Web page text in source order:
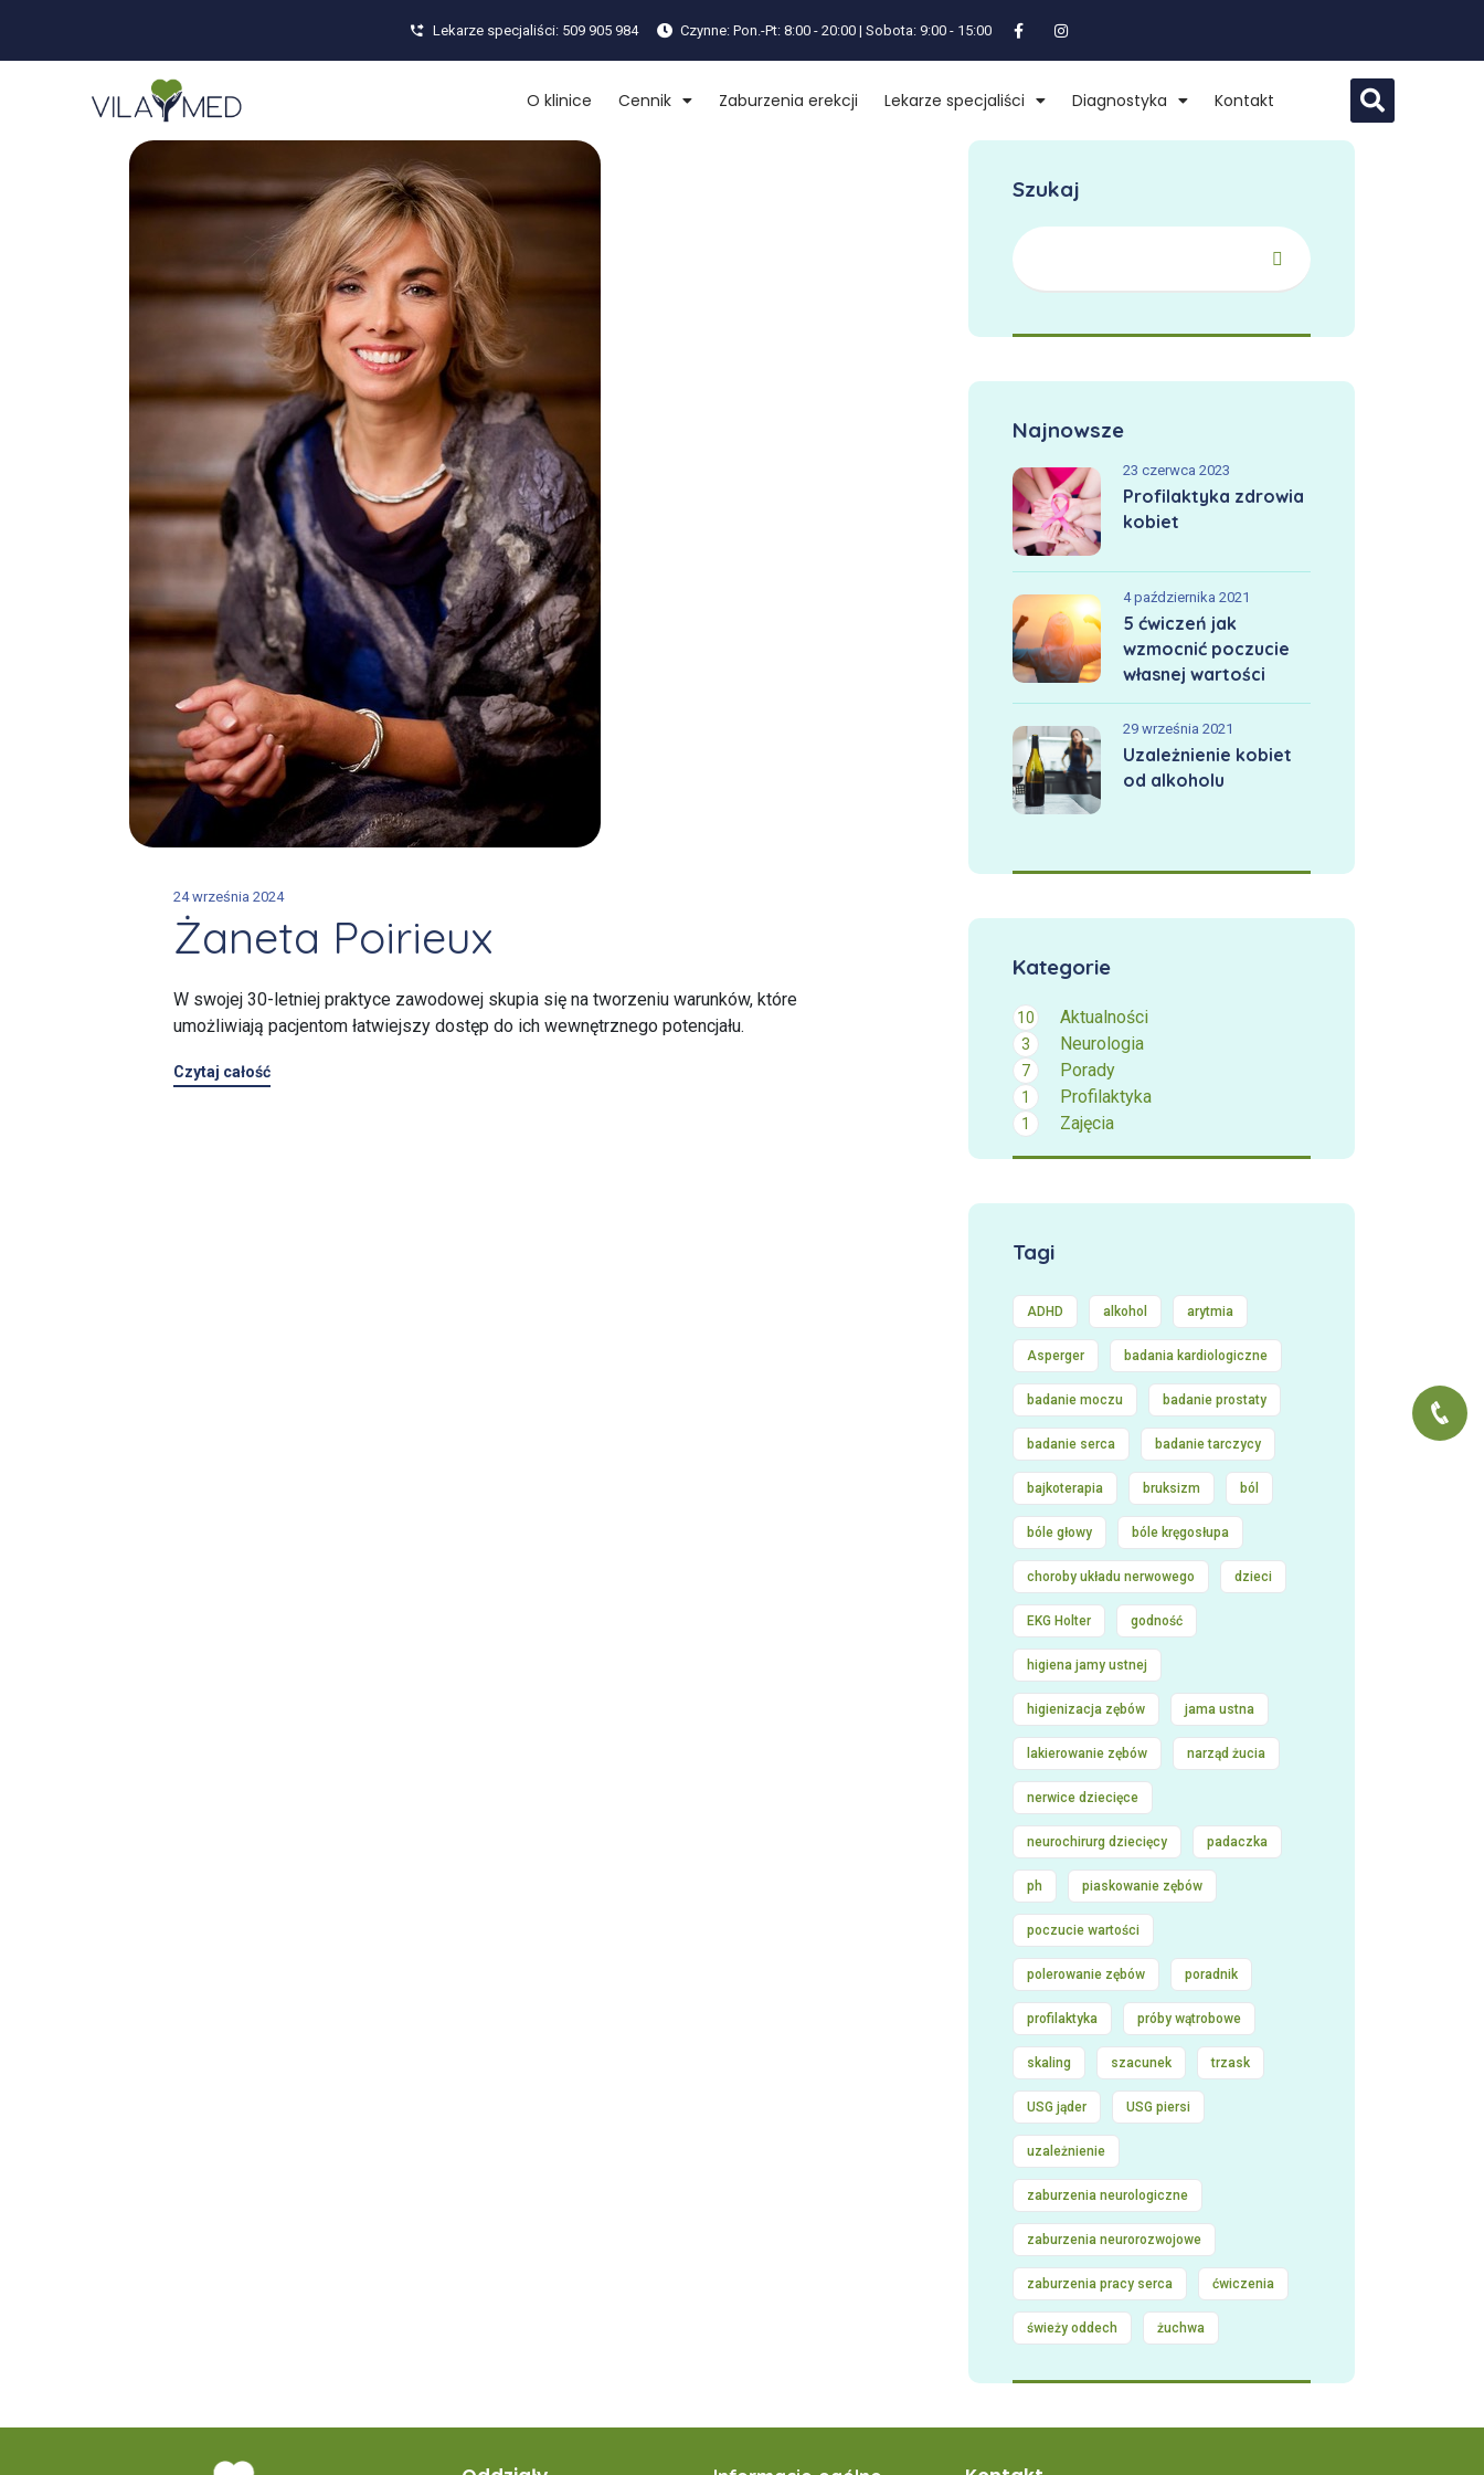
Lekarze specjaliści: 509 905 984 Czynne: Pon.-Pt: 8:00 - 20:00 | Sobota: 9:00 - 15:00
O klinice Cennik Zaburzenia erekcji Lekarze specjaliści Diagnostyka Kontakt
24 września 2024
Żaneta Poirieux
W swojej 30-letniej praktyce zawodowej skupia się na tworzeniu warunków, które
umożliwiają pacjentom łatwiejszy dostęp do ich wewnętrznego potencjału.
Czytaj całość
Szukaj
Najnowsze
23 czerwca 2023
Profilaktyka zdrowia
kobiet
4 października 2021
5 ćwiczeń jak
wzmocnić poczucie
własnej wartości
29 września 2021
Uzależnienie kobiet
od alkoholu
Kategorie
Aktualności
10
Neurologia
3
Porady
7
Profilaktyka
1
Zajęcia
1
Tagi
ADHD alkohol arytmia
Asperger badania kardiologiczne
badanie moczu badanie prostaty
badanie serca badanie tarczycy
bajkoterapia bruksizm ból
bóle głowy bóle kręgosłupa
choroby układu nerwowego dzieci
EKG Holter godność
higiena jamy ustnej
higienizacja zębów jama ustna
lakierowanie zębów narząd żucia
nerwice dziecięce
neurochirurg dziecięcy padaczka
ph piaskowanie zębów
poczucie wartości
polerowanie zębów poradnik
profilaktyka próby wątrobowe
skaling szacunek trzask
USG jąder USG piersi
uzależnienie
zaburzenia neurologiczne
zaburzenia neurorozwojowe
zaburzenia pracy serca ćwiczenia
świeży oddech żuchwa